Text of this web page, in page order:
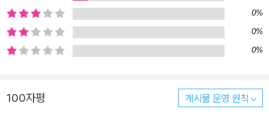
0%
0%
0%
100자평 게시물 운영 원칙